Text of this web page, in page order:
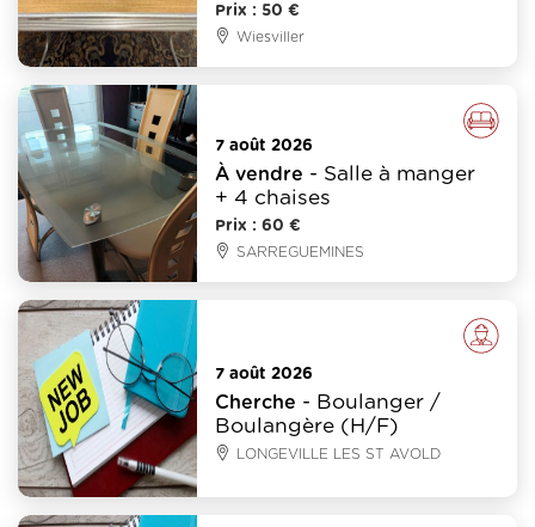
Prix : 50 €
Wiesviller
7 août 2026
À vendre - Salle à manger
+ 4 chaises
Prix : 60 €
SARREGUEMINES
7 août 2026
Cherche - Boulanger /
Boulangère (H/F)
LONGEVILLE LES ST AVOLD